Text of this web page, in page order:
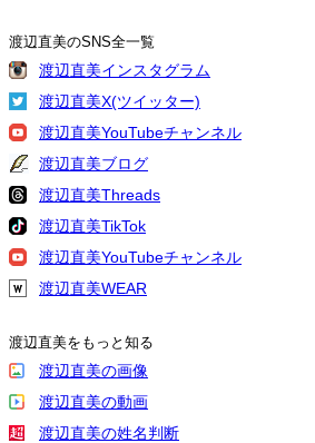
渡辺直美のSNS全一覧
渡辺直美インスタグラム
渡辺直美X(ツイッター)
渡辺直美YouTubeチャンネル
渡辺直美ブログ
渡辺直美Threads
渡辺直美TikTok
渡辺直美YouTubeチャンネル
渡辺直美WEAR
渡辺直美をもっと知る
渡辺直美の画像
渡辺直美の動画
渡辺直美の姓名判断